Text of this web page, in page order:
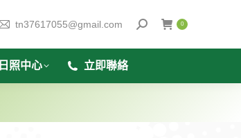
tn37617055@gmail.com 0
日照中心 立即聯絡